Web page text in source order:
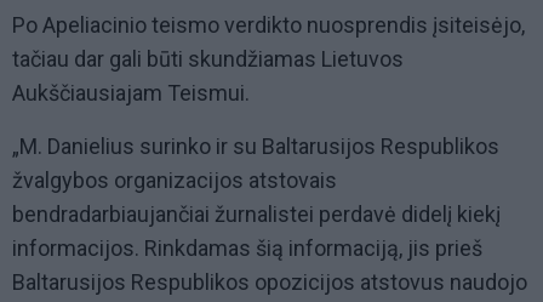
Po Apeliacinio teismo verdikto nuosprendis įsiteisėjo,
tačiau dar gali būti skundžiamas Lietuvos
Aukščiausiajam Teismui.
„M. Danielius surinko ir su Baltarusijos Respublikos
žvalgybos organizacijos atstovais
bendradarbiaujančiai žurnalistei perdavė didelį kiekį
informacijos. Rinkdamas šią informaciją, jis prieš
Baltarusijos Respublikos opozicijos atstovus naudojo